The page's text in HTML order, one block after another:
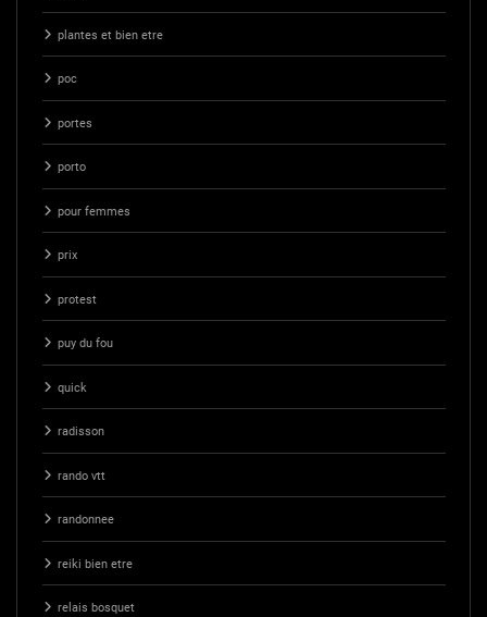
plantes et bien etre
poc
portes
porto
pour femmes
prix
protest
puy du fou
quick
radisson
rando vtt
randonnee
reiki bien etre
relais bosquet